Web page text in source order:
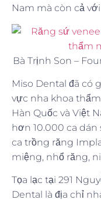
Nam mà còn cả
Bà Trịnh Son –
Miso Dental đã có
vực nha khoa
Hàn Quốc và Việt
hơn 10.000 ca
ca trồng răng
miệng, nhổ răng,
Tọa lạc tại 291
Dental là địa chỉ